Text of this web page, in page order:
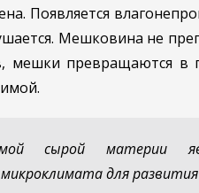
Появляется
Мешковина не
мешки превращаются в
сырой материи
для развития